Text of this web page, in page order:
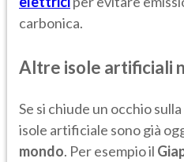
carbonica.
Altre isole artificiali
Se si chiude un occhio
isole artificiale sono già
mondo. Per esempio il